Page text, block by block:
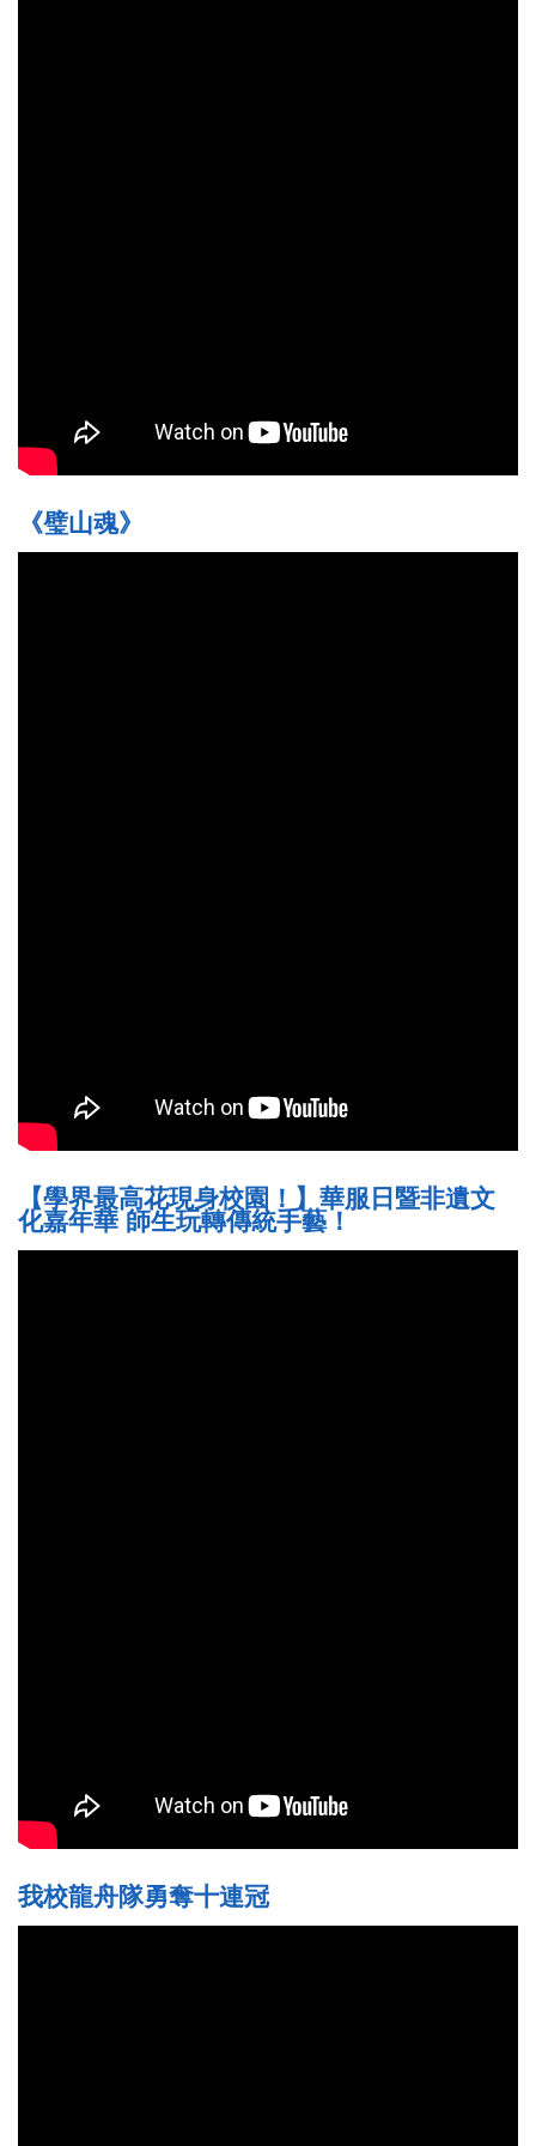
《璧山魂》
【學界最高花現身校園！】華服日暨非遺文
化嘉年華 師生玩轉傳統手藝！
我校龍舟隊勇奪十連冠